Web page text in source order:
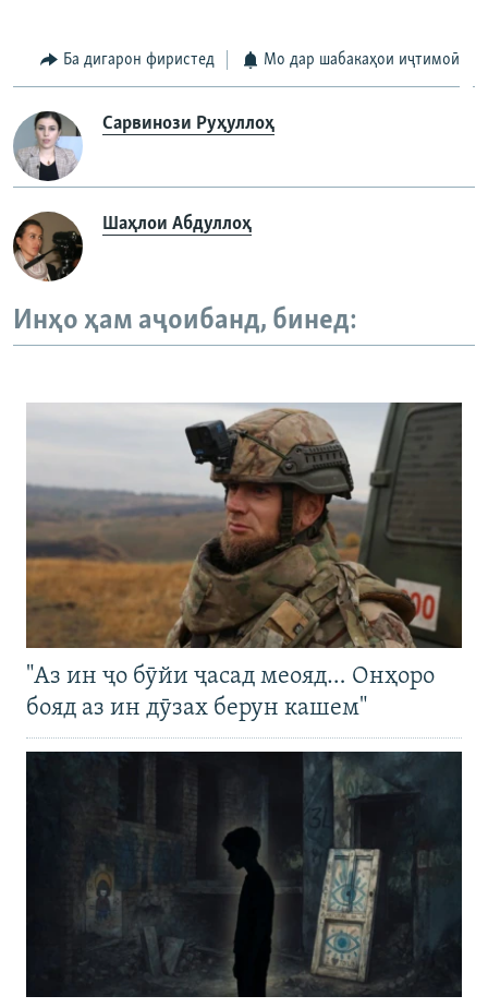
Ба дигарон фиристед Мо дар шабакаҳои иҷтимоӣ
Сарвинози Руҳуллоҳ
Шаҳлои Абдуллоҳ
Инҳо ҳам аҷоибанд, бинед:
"Аз ин ҷо бӯйи ҷасад меояд… Онҳоро
бояд аз ин дӯзах берун кашем"